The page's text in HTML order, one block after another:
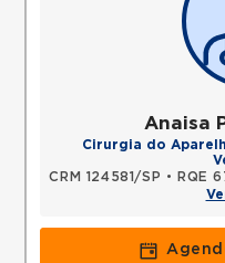
Anaisa
Cirurgia do
CRM 124581/SP • RQE